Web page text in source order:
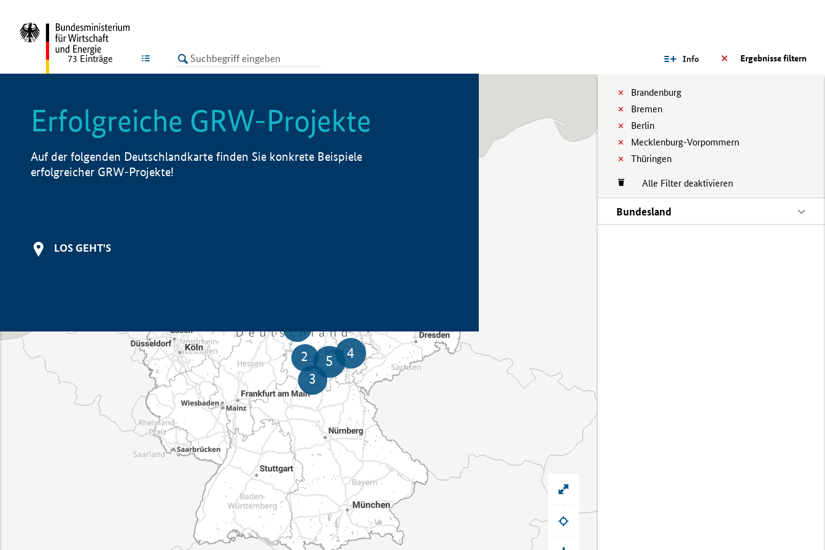
LISTE Ergebnisse filtern
Info
Brandenburg
Bremen
Berlin
Mecklenburg-Vorpommern
Thüringen
Alle Filter deaktivieren
Bundesland
73 Einträge
Erfolgreiche GRW-Projekte
Auf der folgenden Deutschlandkarte finden Sie konkrete Beispiele
erfolgreicher GRW-Projekte!
LOS GEHT'S